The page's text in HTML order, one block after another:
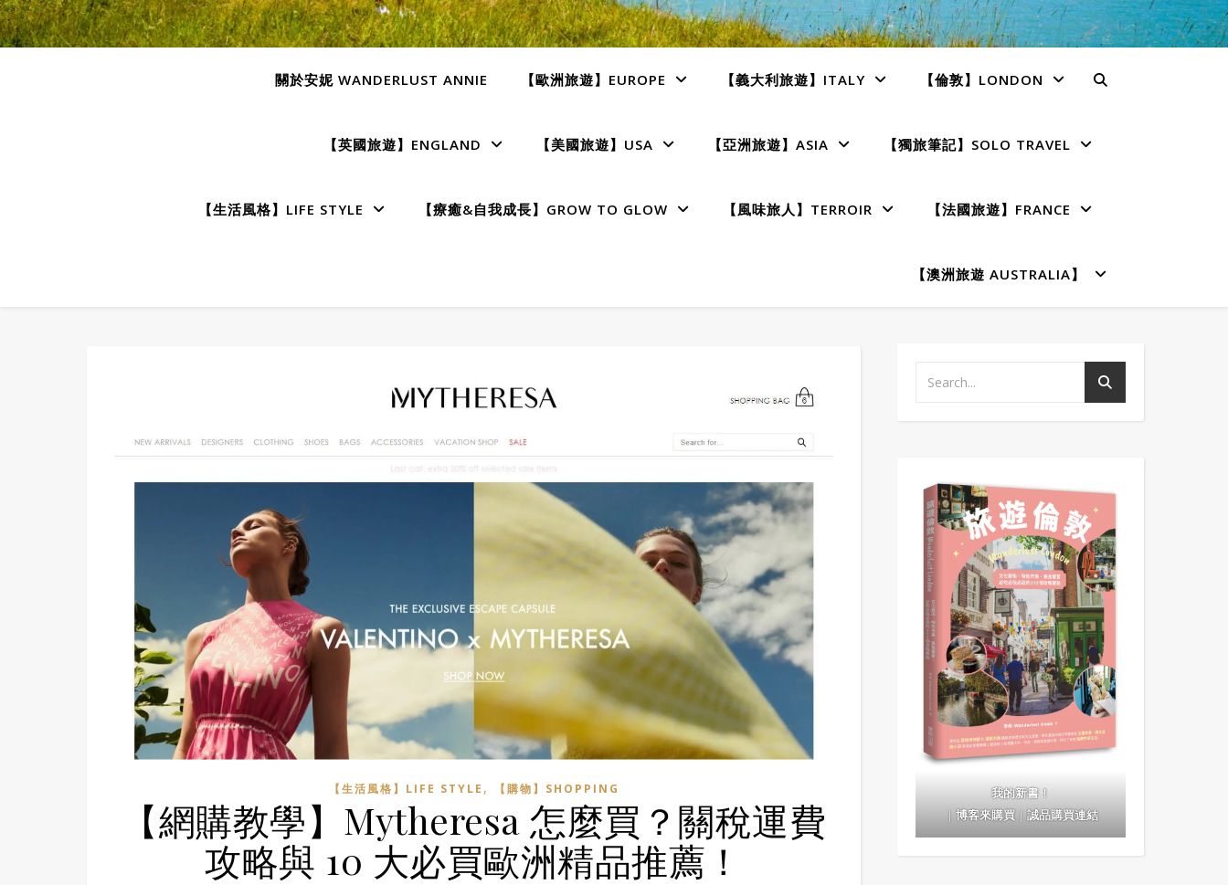
關於安妮 WANDERLUST ANNIE 【歐洲旅遊】EUROPE 【義大利旅遊】ITALY 【倫敦】LONDON
【英國旅遊】ENGLAND 【美國旅遊】USA 【亞洲旅遊】ASIA 【獨旅筆記】SOLO TRAVEL
【生活風格】LIFE STYLE 【療癒&自我成長】GROW TO GLOW 【風味旅人】TERROIR 【法國旅遊】FRANCE
【澳洲旅遊 AUSTRALIA】
【生活風格】LIFE STYLE , 【購物】SHOPPING
【網購教學】Mytheresa 怎麼買？關稅運費
攻略與 10 大必買歐洲精品推薦！
我的新書！
｜博客來購買｜誠品購買連結